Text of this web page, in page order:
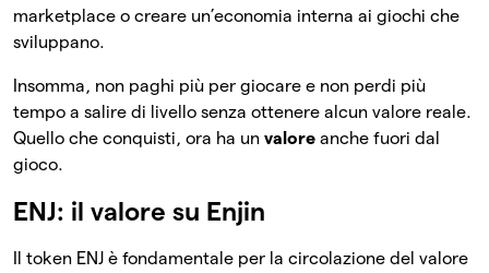
marketplace o creare un’economia interna ai giochi che
sviluppano.
Insomma, non paghi più per giocare e non perdi più
tempo a salire di livello senza ottenere alcun valore reale.
Quello che conquisti, ora ha un valore anche fuori dal
gioco.
ENJ: il valore su Enjin
Il token ENJ è fondamentale per la circolazione del valore